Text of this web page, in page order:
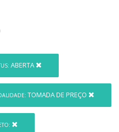
ABERTA
TOMADA DE PREÇO